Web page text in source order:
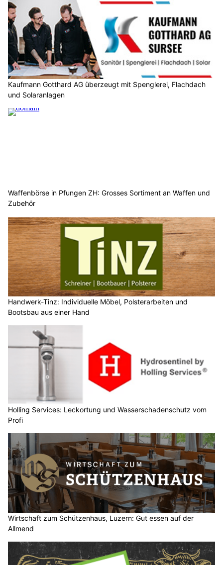
Kaufmann Gotthard AG überzeugt mit Spenglerei, Flachdach
und Solaranlagen
Waffenbörse in Pfungen ZH: Grosses Sortiment an Waffen und
Zubehör
Handwerk-Tinz: Individuelle Möbel, Polsterarbeiten und
Bootsbau aus einer Hand
Holling Services: Leckortung und Wasserschadenschutz vom
Profi
Wirtschaft zum Schützenhaus, Luzern: Gut essen auf der
Allmend